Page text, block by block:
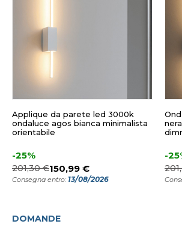
Applique da parete led 3000k
ondaluce agos bianca minimalista
orientabile
-25%
201,30 €150,99 €
Consegna entro: 13/08/2026
-
DOMANDE